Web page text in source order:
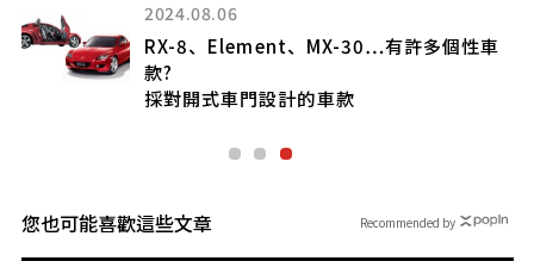
2024.08.06
RX-8、Element、MX-30…有許多個性車
款?
採對開式車門設計的車款
您也可能喜歡這些文章 Recommended by